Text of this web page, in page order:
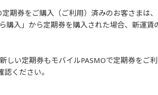
期券をご購入（ご利用）済みのお客さまは
購入」から定期券を購入された場合、新運
しい定期券もモバイルPASMOで定期券をご利
認ください。